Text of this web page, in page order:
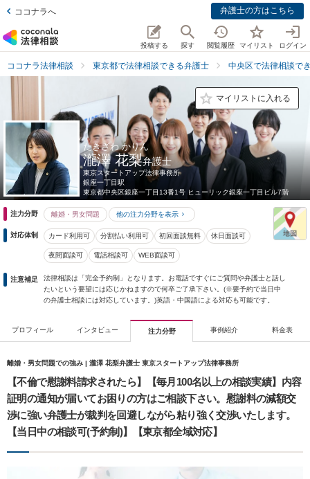
ココナラへ 弁護士の方はこちら
投稿する 探す 閲覧履歴 マイリスト ログイン
ココナラ法律相談 東京都で法律相談できる弁護士 中央区で法律相談で
マイリストに入れる
たきざわ かりん
瀧澤 花梨弁護士
東京スタートアップ法律事務所
銀座一丁目駅
東京都中央区銀座一丁目13番1号 ヒューリック銀座一丁目ビル7階
注力分野 離婚・男女問題 他の注力分野を表示
対応体制 カード利用可 分割払い利用可 初回面談無料 休日面談可
夜間面談可 電話相談可 WEB面談可
注意補足
法律相談は「完全予約制」となります。お電話ですぐにご質問や弁護士と話し
たいという要望には応じかねますので何卒ご了承下さい。(※要予約で当日中
の弁護士相談には対応しています。)英語・中国語による対応も可能です。
プロフィール インタビュー 注力分野 事例紹介 料金表
離婚・男女問題での強み | 瀧澤 花梨弁護士 東京スタートアップ法律事務所
【不倫で慰謝料請求されたら】【毎月100名以上の相談実績】内容
証明の通知が届いてお困りの方はご相談下さい。慰謝料の減額交
渉に強い弁護士が裁判を回避しながら粘り強く交渉いたします。
【当日中の相談可(予約制)】【東京都全域対応】